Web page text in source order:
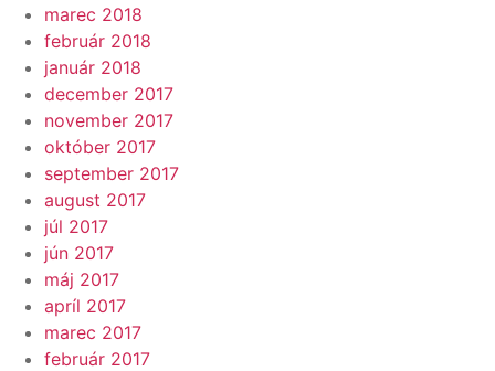
marec 2018
február 2018
január 2018
december 2017
november 2017
október 2017
september 2017
august 2017
júl 2017
jún 2017
máj 2017
apríl 2017
marec 2017
február 2017